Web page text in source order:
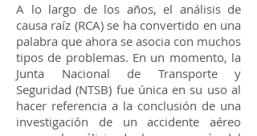
A lo largo de los años, el análisis de
causa raíz (RCA) se ha convertido en una
palabra que ahora se asocia con muchos
tipos de problemas. En un momento, la
Junta Nacional de Transporte y
Seguridad (NTSB) fue única en su uso al
hacer referencia a la conclusión de una
investigación de un accidente aéreo